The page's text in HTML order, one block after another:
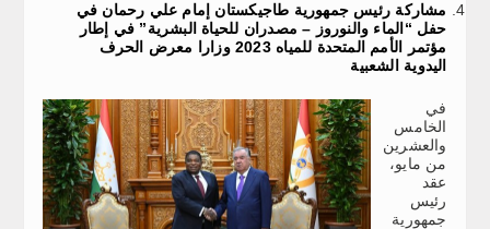
مشاركة رئيس جمهورية طاجيكستان إمام علي رحمان في
حفل “الماء والنوروز – مصدران للحياة البشرية” في إطار
مؤتمر الأمم المتحدة للمياه 2023 وزارا معرض الحرف
اليدوية الشعبية
في
الخامس
والعشرين
من مايو،
عقد
رئيس
جمهورية